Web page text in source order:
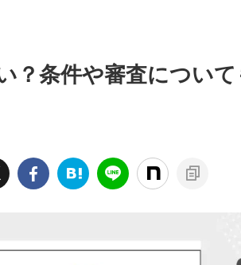
？条件や審査について